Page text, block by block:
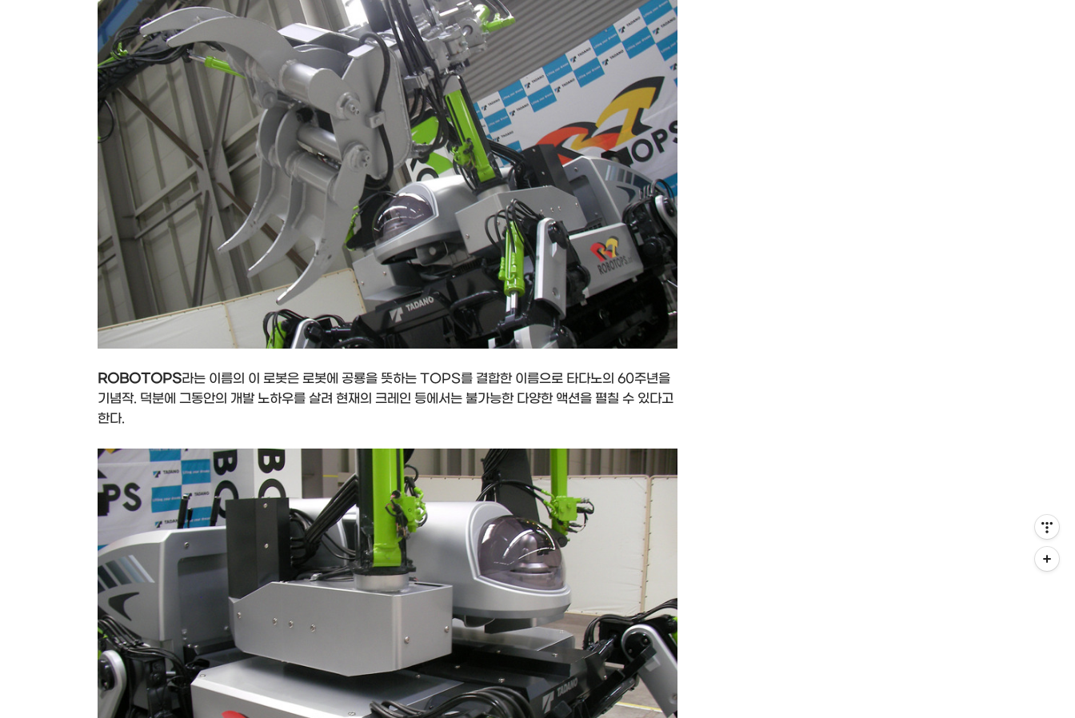
ROBOTOPS라는 이름의 이 로봇은 로봇에 공룡을 뜻하는 TOPS를 결합한 이름으로 타다노의 60주년을
기념작. 덕분에 그동안의 개발 노하우를 살려 현재의 크레인 등에서는 불가능한 다양한 액션을 펼칠 수 있다고
한다.